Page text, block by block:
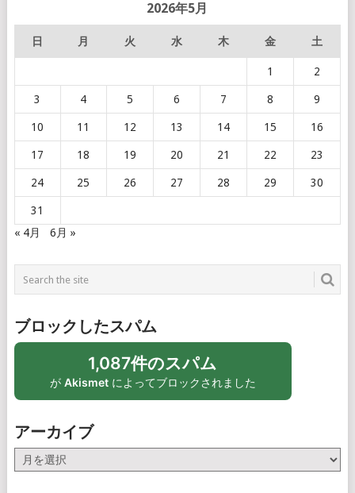
2026年5月
日 月 火 水 木 金 土
1 2
3 4 5 6 7 8 9
10 11 12 13 14 15 16
17 18 19 20 21 22 23
24 25 26 27 28 29 30
31
« 4月
6月 »
ブロックしたスパム
1,087件のスパム
が Akismetによってブロックされました
アーカイブ
ー